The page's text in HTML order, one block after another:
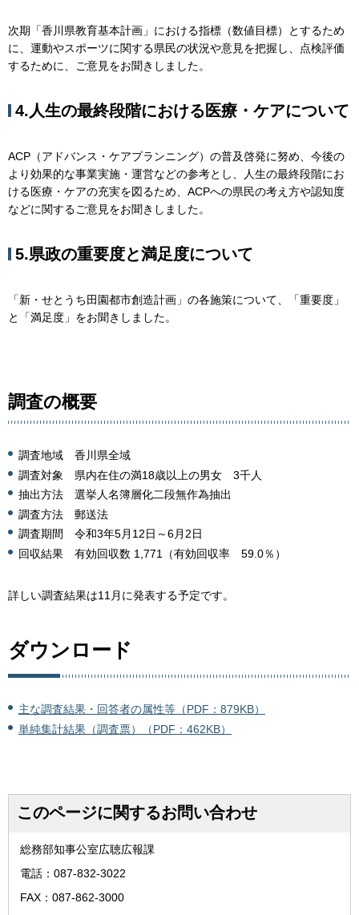
次期「香川県教育基本計画」における指標（数値目標）とするため
に、運動やスポーツに関する県民の状況や意見を把握し、点検評価
するために、ご意見をお聞きしました。
4.人生の最終段階における医療・ケアについて
ACP（アドバンス・ケアプランニング）の普及啓発に努め、今後の
より効果的な事業実施・運営などの参考とし、人生の最終段階にお
ける医療・ケアの充実を図るため、ACPへの県民の考え方や認知度
などに関するご意見をお聞きしました。
5.県政の重要度と満足度について
「新・せとうち田園都市創造計画」の各施策について、「重要度」
と「満足度」をお聞きしました。
調査の概要
調査地域 香川県全域
調査対象 県内在住の満18歳以上の男女 3千人
抽出方法 選挙人名簿層化二段無作為抽出
調査方法 郵送法
調査期間 令和3年5月12日～6月2日
回収結果 有効回収数 1,771（有効回収率 59.0％）
詳しい調査結果は11月に発表する予定です。
ダウンロード
主な調査結果・回答者の属性等（PDF：879KB）
単純集計結果（調査票）（PDF：462KB）
このページに関するお問い合わせ
総務部知事公室広聴広報課
電話：087-832-3022
FAX：087-862-3000